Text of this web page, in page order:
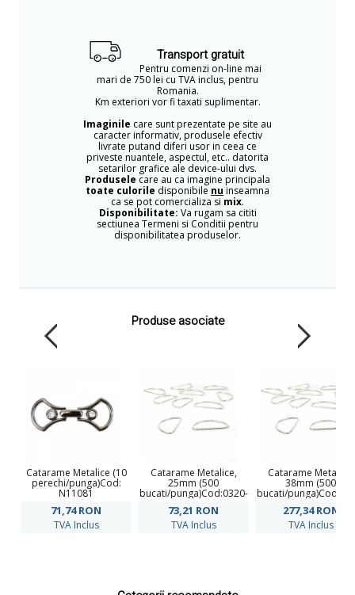
Transport gratuit
Pentru comenzi on-line mai
mari de 750 lei cu TVA inclus, pentru
Romania.
Km exteriori vor fi taxati suplimentar.
Imaginile care sunt prezentate pe site au
caracter informativ, produsele efectiv
livrate putand diferi usor in ceea ce
priveste nuantele, aspectul, etc.. datorita
setarilor grafice ale device-ului dvs.
Produsele care au ca imagine principala
toate culorile disponibile nu inseamna
ca se pot comercializa si mix.
Disponibilitate: Va rugam sa cititi
sectiunea Termeni si Conditii pentru
disponibilitatea produselor.
Produse asociate
Catarame Metalice (10
perechi/punga)Cod:
N11081
71,74RON
TVA Inclus
Catarame Metalice,
25mm (500
bucati/punga)Cod:0320-
73,21 RON
TVA Inclus
Catarame Metalice,
38mm (500
bucati/
277,34RON
TVA Inclus